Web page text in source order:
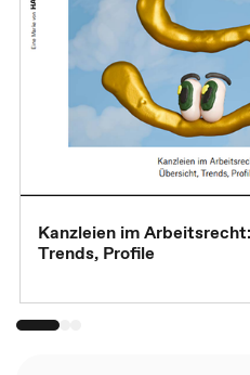
Kanzleien im
Trends, Profile